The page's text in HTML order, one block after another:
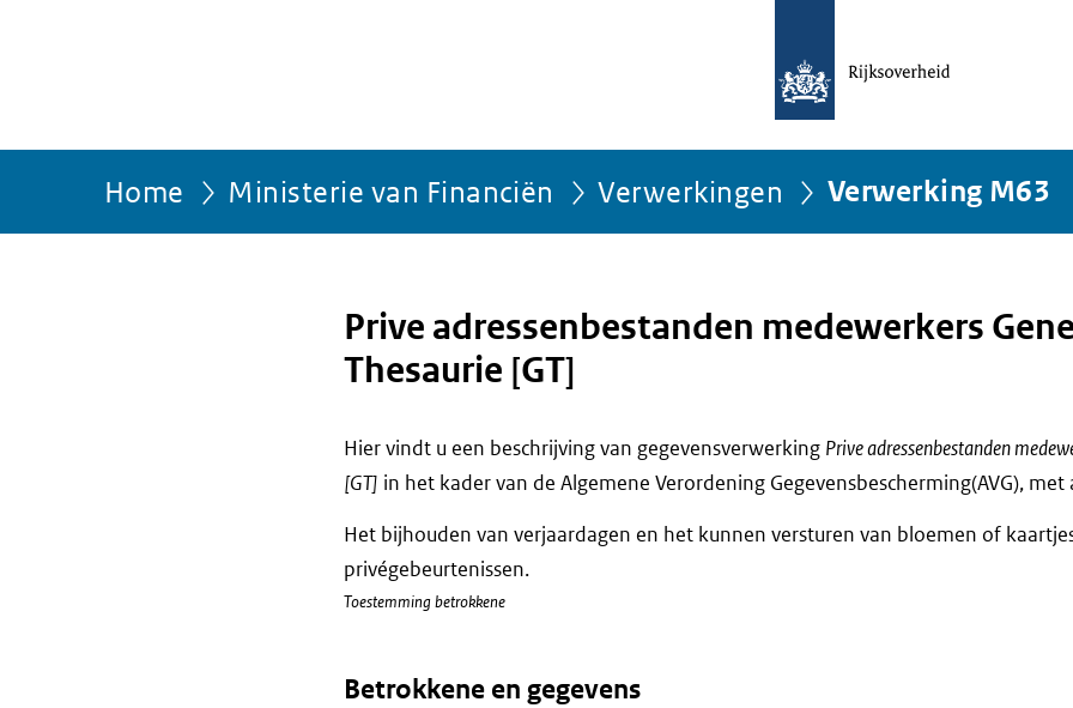
Home Ministerie van Financiën Verwerkingen Verwerking M63
Prive adressenbestanden medewerkers
Thesaurie [GT]
Hier vindt u een beschrijving van gegevensverwerking Prive adressenbestanden
[GT] in het kader van de Algemene Verordening Gegevensbescherming(AVG), met
Het bijhouden van verjaardagen en het kunnen versturen van bloemen of
privégebeurtenissen.
Toestemming betrokkene
Betrokkene en gegevens